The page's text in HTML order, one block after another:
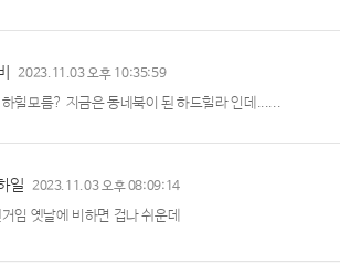
2023.11.03 오후 10:35:59
힐모름? 지금은 동네북이 된 하드힐라 인데......
일 2023.11.03 오후 08:09:14
임 옛날에 비하면 겁나 쉬운데